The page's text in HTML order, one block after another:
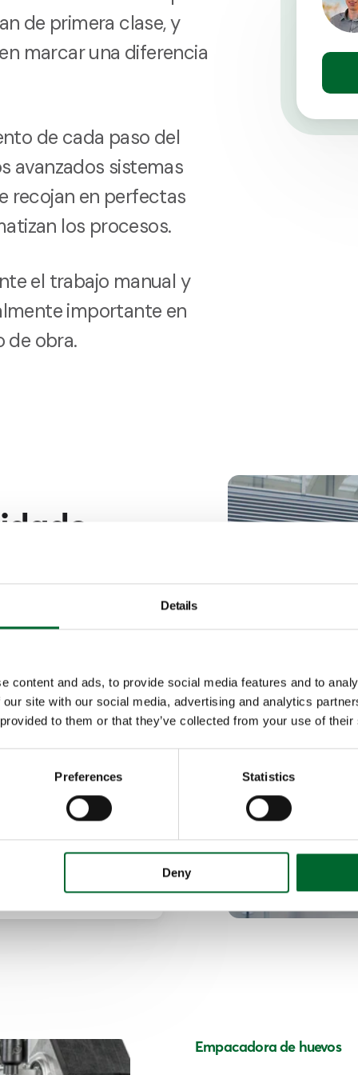
Details
content and ads, to provide social media features and to
site with our social media, advertising and analytics
to them or that they’ve collected from your use of
Preferences Statistics
Deny
de primera clase, y
marcar una diferencia
de cada paso del
avanzados sistemas
recojan en perfectas
los procesos.
el trabajo manual y
importante en
de obra.
son las
crea un flujo de
huevos. Al fin y
gran valor.
de huevos
Empacadora de huevos